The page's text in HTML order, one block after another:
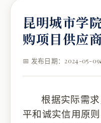
昆明城市学
购项目供应
📅 发布日期：2024-05-09
根据实际需求
平和诚实信用原则